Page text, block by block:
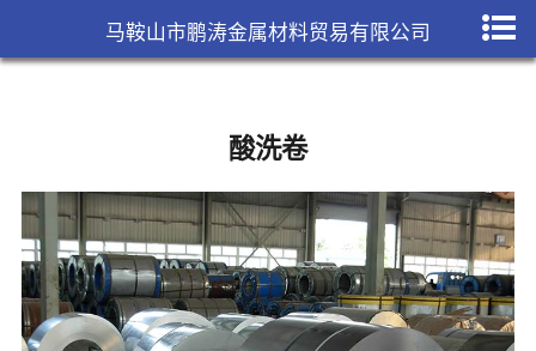
马鞍山市鹏涛金属材料贸易有限公司
酸洗卷